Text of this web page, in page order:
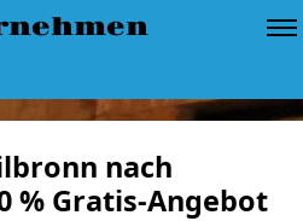
nach
% Gratis-Angebot